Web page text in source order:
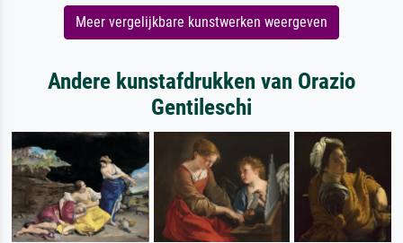
Meer vergelijkbare kunstwerken weergeven
Andere kunstafdrukken van Orazio
Gentileschi